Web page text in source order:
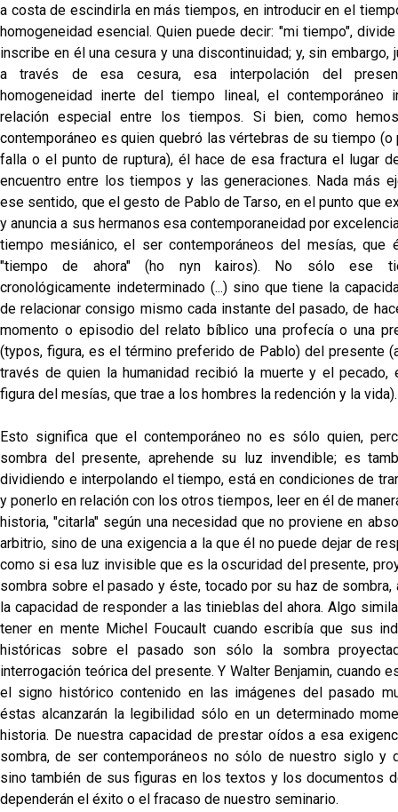
a costa de escindirla en más tiempos, en introducir en el
homogeneidad esencial. Quien puede decir: "mi tiempo",
inscribe en él una cesura y una discontinuidad; y, sin embargo,
a través de esa cesura, esa interpolación del
homogeneidad inerte del tiempo lineal, el contemporáneo
relación especial entre los tiempos. Si bien, como
contemporáneo es quien quebró las vértebras de su tiempo (o
falla o el punto de ruptura), él hace de esa fractura el lugar
encuentro entre los tiempos y las generaciones. Nada más
ese sentido, que el gesto de Pablo de Tarso, en el punto que
y anuncia a sus hermanos esa contemporaneidad por
tiempo mesiánico, el ser contemporáneos del mesías, que
"tiempo de ahora" (ho nyn kairos). No sólo ese
cronológicamente indeterminado (...) sino que tiene la
de relacionar consigo mismo cada instante del pasado, de
momento o episodio del relato bíblico una profecía o una
(typos, figura, es el término preferido de Pablo) del presente
través de quien la humanidad recibió la muerte y el pecado,
figura del mesías, que trae a los hombres la redención y la vida).
Esto significa que el contemporáneo no es sólo quien,
sombra del presente, aprehende su luz invendible; es
dividiendo e interpolando el tiempo, está en condiciones de
y ponerlo en relación con los otros tiempos, leer en él de
historia, "citarla" según una necesidad que no proviene en
arbitrio, sino de una exigencia a la que él no puede dejar de
como si esa luz invisible que es la oscuridad del presente,
sombra sobre el pasado y éste, tocado por su haz de sombra,
la capacidad de responder a las tinieblas del ahora. Algo
tener en mente Michel Foucault cuando escribía que sus
históricas sobre el pasado son sólo la sombra
interrogación teórica del presente. Y Walter Benjamin, cuando
el signo histórico contenido en las imágenes del pasado
éstas alcanzarán la legibilidad sólo en un determinado
historia. De nuestra capacidad de prestar oídos a esa
sombra, de ser contemporáneos no sólo de nuestro siglo y
sino también de sus figuras en los textos y los documentos
dependerán el éxito o el fracaso de nuestro seminario.